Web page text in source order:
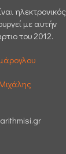
ηλεκτρονικός
με αυτήν
του 2012.
Μιχάλης